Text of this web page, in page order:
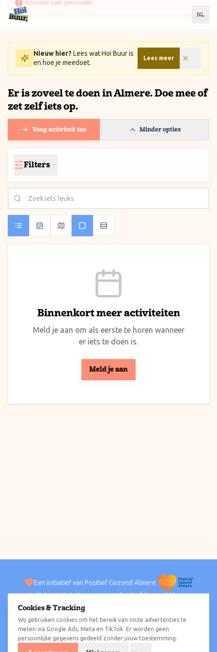
Ga naar inhoud / Skip to content
NL
Nieuw hier? Lees wat Hoi Buur is
en hoe je meedoet.
Lees meer
Er is zoveel te doen in Almere. Doe mee of
zet zelf iets op.
Voeg activiteit toe Minder opties
Filters
Binnenkort meer activiteiten
Meld je aan om als eerste te horen wanneer
er iets te doen is.
Meld je aan
Een initiatief van Positief Gezond Almere
VerhalenActiviteiten Positief Gezond Almere
ACTIVITEITEN PER WIJK
Alle wijkenAlmere HavenAlmere StadAlmere BuitenAlmere Poort
Almere HoutAlmere OosterwoldWat te doen
Cookies & Tracking
Wij gebruiken cookies om het bereik van onze advertenties te
meten via Google Ads, Meta en TikTok. Er worden geen
persoonlijke gegevens gedeeld zonder jouw toestemming.